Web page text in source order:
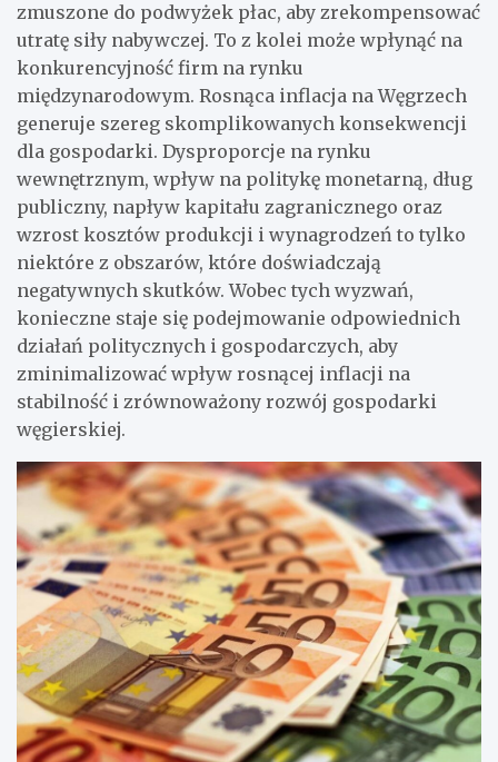
zmuszone do podwyżek płac, aby zrekompensować
utratę siły nabywczej. To z kolei może wpłynąć na
konkurencyjność firm na rynku
międzynarodowym. Rosnąca inflacja na Węgrzech
generuje szereg skomplikowanych konsekwencji
dla gospodarki. Dysproporcje na rynku
wewnętrznym, wpływ na politykę monetarną, dług
publiczny, napływ kapitału zagranicznego oraz
wzrost kosztów produkcji i wynagrodzeń to tylko
niektóre z obszarów, które doświadczają
negatywnych skutków. Wobec tych wyzwań,
konieczne staje się podejmowanie odpowiednich
działań politycznych i gospodarczych, aby
zminimalizować wpływ rosnącej inflacji na
stabilność i zrównoważony rozwój gospodarki
węgierskiej.